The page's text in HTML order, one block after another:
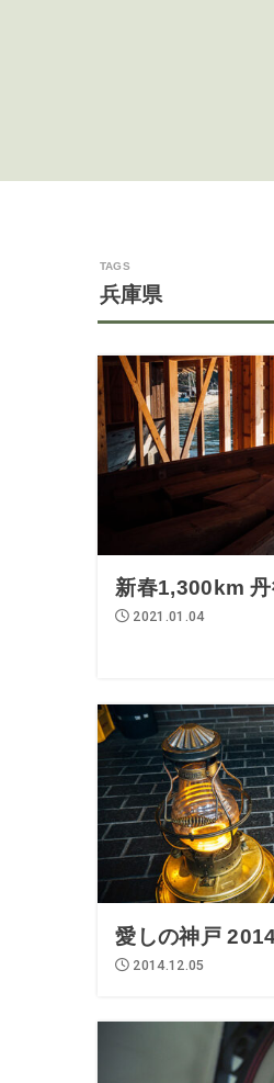
兵庫県
新春1,300km
2021.01.04
愛しの神戸
2014.12.05